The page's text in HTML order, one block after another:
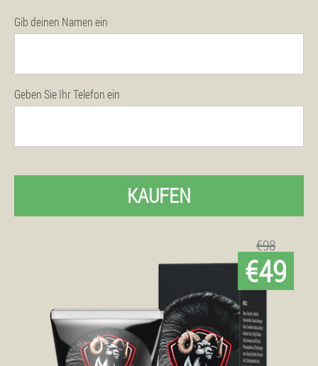
Gib deinen Namen ein
Geben Sie Ihr Telefon ein
KAUFEN
€98
€49